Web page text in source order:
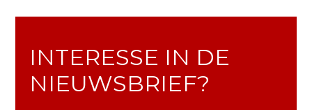
INTERESSE IN DE
NIEUWSBRIEF?